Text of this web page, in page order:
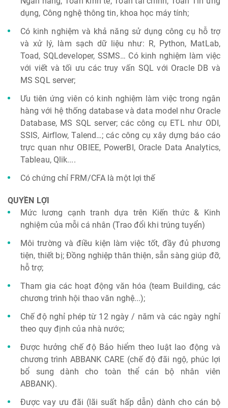
dụng, Công nghệ thông tin, khoa học máy tính;
Có kinh nghiệm và khả năng sử dụng công cụ hỗ trợ
và xử lý, làm sạch dữ liệu như: R, Python, MatLab,
Toad, SQLdeveloper, SSMS… Có kinh nghiệm làm việc
với viết và tối ưu các truy vấn SQL với Oracle DB và
MS SQL server;
Ưu tiên ứng viên có kinh nghiệm làm việc trong ngân
hàng với hệ thống database và data model như Oracle
Database, MS SQL server; các công cụ ETL như ODI,
SSIS, Airflow, Talend…; các công cụ xây dựng báo cáo
trực quan như OBIEE, PowerBI, Oracle Data Analytics,
Tableau, Qlik....
Có chứng chỉ FRM/CFA là một lợi thế
QUYỀN LỢI
Mức lương cạnh tranh dựa trên Kiến thức & Kinh
nghiệm của mỗi cá nhân (Trao đổi khi trúng tuyển)
Môi trường và điều kiện làm việc tốt, đầy đủ phương
tiện, thiết bị; Đồng nghiệp thân thiện, sẵn sàng giúp đỡ,
hỗ trợ;
Tham gia các hoạt động văn hóa (team Building, các
chương trình hội thao văn nghệ...);
Chế độ nghỉ phép từ 12 ngày / năm và các ngày nghỉ
theo quy định của nhà nước;
Được hưởng chế độ Bảo hiểm theo luật lao động và
chương trình ABBANK CARE (chế độ đãi ngộ, phúc lợi
bổ sung dành cho toàn thể cán bộ nhân viên
ABBANK).
Được vay ưu đãi (lãi suất hấp dẫn) dành cho cán bộ